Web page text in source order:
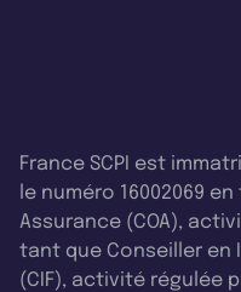
France SCPI est
le numéro 16002069
Assurance (COA),
tant que Conseiller en
(CIF), activité régulée